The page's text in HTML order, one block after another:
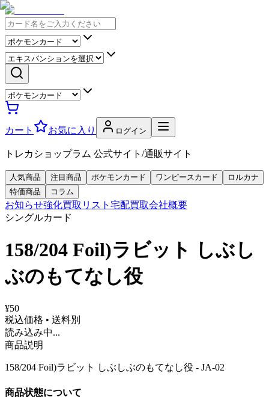
カート お気に入り ログイン
トレカショップラム 公式サイト/通販サイト
人気商品 注目商品 ポケモンカード ワンピースカード
ロルカナ
特価商品
コラム
お知らせ強化買取リスト 宅配買取会社概要
シングルカード
158/204 Foil)ラビット しぶし
ぶのもてなし役
¥50
税込価格 • 送料別
読み込み中...
商品説明
158/204 Foil)ラビット しぶしぶのもてなし役 - JA-02
商品状態について